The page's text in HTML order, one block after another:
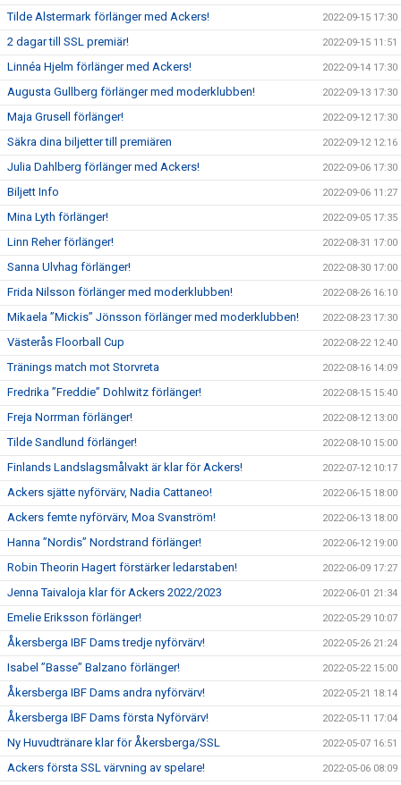
Tilde Alstermark förlänger med Ackers! 2022-09-15 17:30
2 dagar till SSL premiär! 2022-09-15 11:51
Linnéa Hjelm förlänger med Ackers! 2022-09-14 17:30
Augusta Gullberg förlänger med moderklubben! 2022-09-13 17:30
Maja Grusell förlänger! 2022-09-12 17:30
Säkra dina biljetter till premiären 2022-09-12 12:16
Julia Dahlberg förlänger med Ackers! 2022-09-06 17:30
Biljett Info 2022-09-06 11:27
Mina Lyth förlänger! 2022-09-05 17:35
Linn Reher förlänger! 2022-08-31 17:00
Sanna Ulvhag förlänger! 2022-08-30 17:00
Frida Nilsson förlänger med moderklubben! 2022-08-26 16:10
Mikaela ”Mickis” Jönsson förlänger med moderklubben! 2022-08-23 17:30
Västerås Floorball Cup 2022-08-22 12:40
Tränings match mot Storvreta 2022-08-16 14:09
Fredrika ”Freddie” Dohlwitz förlänger! 2022-08-15 15:40
Freja Norrman förlänger! 2022-08-12 13:00
Tilde Sandlund förlänger! 2022-08-10 15:00
Finlands Landslagsmålvakt är klar för Ackers! 2022-07-12 10:17
Ackers sjätte nyförvärv, Nadia Cattaneo! 2022-06-15 18:00
Ackers femte nyförvärv, Moa Svanström! 2022-06-13 18:00
Hanna ”Nordis” Nordstrand förlänger! 2022-06-12 19:00
Robin Theorin Hagert förstärker ledarstaben! 2022-06-09 17:27
Jenna Taivaloja klar för Ackers 2022/2023 2022-06-01 21:34
Emelie Eriksson förlänger! 2022-05-29 10:07
Åkersberga IBF Dams tredje nyförvärv! 2022-05-26 21:24
Isabel ”Basse” Balzano förlänger! 2022-05-22 15:00
Åkersberga IBF Dams andra nyförvärv! 2022-05-21 18:14
Åkersberga IBF Dams första Nyförvärv! 2022-05-11 17:04
Ny Huvudtränare klar för Åkersberga/SSL 2022-05-07 16:51
Ackers första SSL värvning av spelare! 2022-05-06 08:09